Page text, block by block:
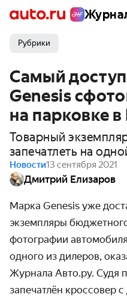
Рубрики
Самый
Genesis
на парковке
Товарный
запечатлеть на
Новости13 сентября 2021
Дмитрий Елизаров
Марка Genesis уже
экземпляры
фотографии
одного из дилеров,
Журнала Авто.ру. Судя
запечатлён кроссовер